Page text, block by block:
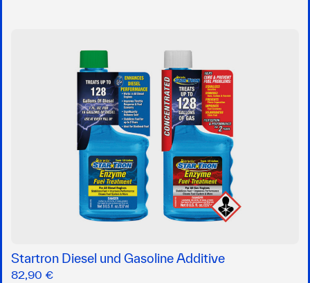
Startron Diesel und Gasoline Additive
82,90 €